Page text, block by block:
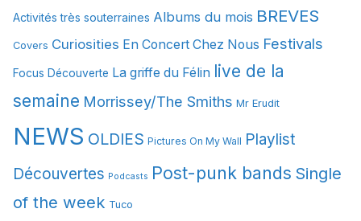
v
e
Activités très souterraines Albums du mois BREVES
Covers Curiosities En Concert Chez Nous Festivals
Focus Découverte La griffe du Félin live de la
semaine Morrissey/The Smiths Mr Erudit
NEWS OLDIES Pictures On My Wall Playlist
Découvertes Podcasts Post-punk bands Single
of the week Tuco